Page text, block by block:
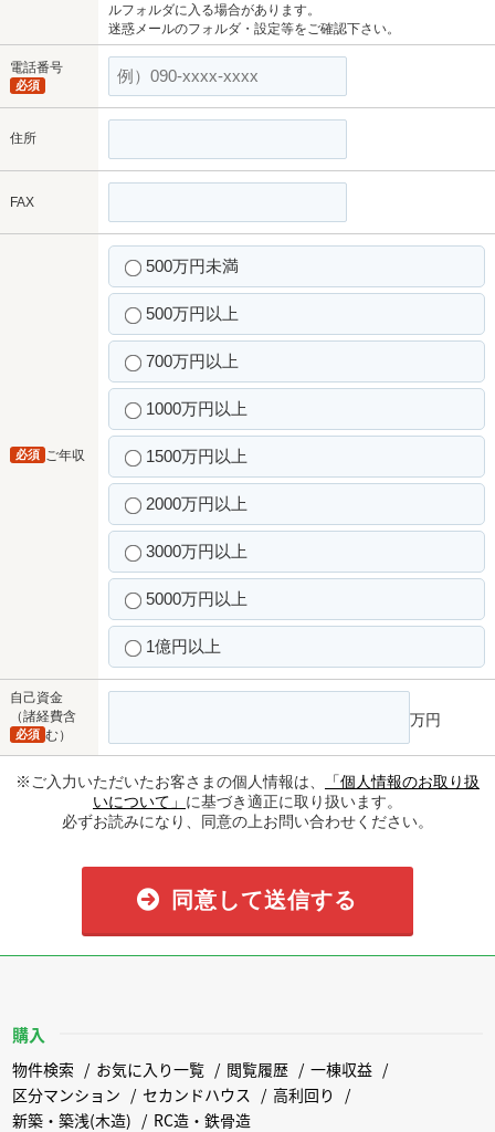
ルフォルダに入る場合があります。
迷惑メールのフォルダ・設定等をご確認下さい。
電話番号
必須
住所
FAX
ご年収
必須
500万円未満
500万円以上
700万円以上
1000万円以上
1500万円以上
2000万円以上
3000万円以上
5000万円以上
1億円以上
自己資金
（諸経費含
む）
必須
万円
※ご入力いただいたお客さまの個人情報は、
「個人情報のお取り扱
いについて」 に基づき適正に取り扱います。
必ずお読みになり、同意の上お問い合わせください。
同意して送信する
購入
物件検索 お気に入り一覧 閲覧履歴
一棟収益
区分マンション
セカンドハウス
高利回り
新築・築浅(木造)
RC造・鉄骨造